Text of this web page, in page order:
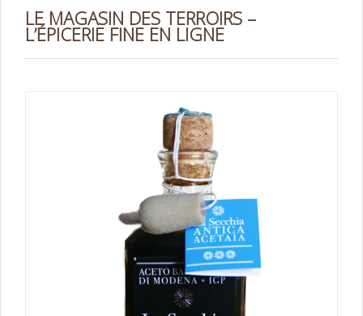
LE MAGASIN DES TERROIRS –
L’ÉPICERIE FINE EN LIGNE